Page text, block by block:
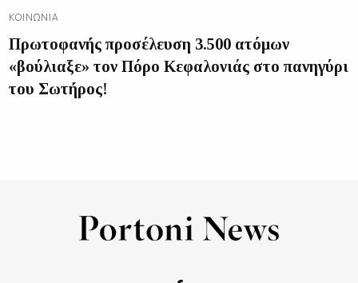
ΚΟΙΝΩΝΊΑ
Πρωτοφανής προσέλευση 3.500 ατόμων
«βούλιαξε» τον Πόρο Κεφαλονιάς στο πανηγύρι
του Σωτήρος!